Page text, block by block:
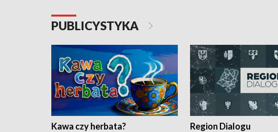
PUBLICYSTYKA
Kawa czy herbata? Region Dialogu